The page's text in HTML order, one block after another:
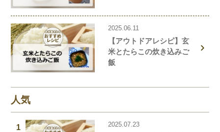
2025.06.11
【アウトドアレシピ】玄
米とたらこの炊き込みご
飯
人気
1 2025.07.23